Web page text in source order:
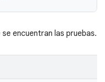
encuentran las pruebas.